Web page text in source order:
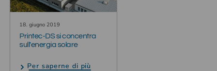
18. giugno 2019
Printec-DS si concentra
sull'energia solare
Per saperne di più